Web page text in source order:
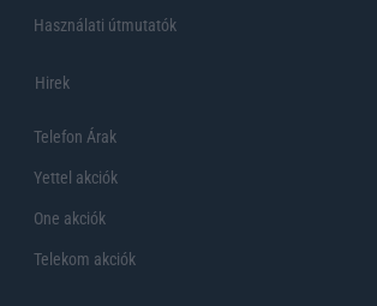
Használati útmutatók
Hirek
Telefon Árak
Yettel akciók
One akciók
Telekom akciók